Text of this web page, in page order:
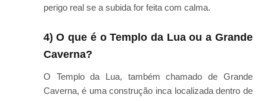
perigo real se a subida for feita com calma.
4) O que é o Templo da Lua ou a Grande
Caverna?
O Templo da Lua, também chamado de Grande
Caverna, é uma construção inca localizada dentro de